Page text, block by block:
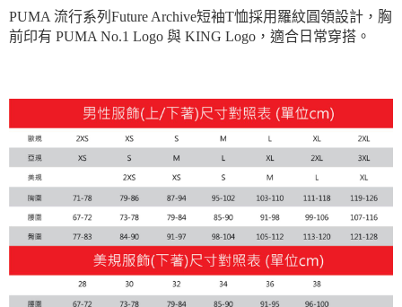
宅配(離島恕不配送)
每筆NT$180
PUMA 流行系列Future Archive短袖T恤採用羅紋圓領設計，胸
前印有 PUMA No.1 Logo 與 KING Logo，適合日常穿搭。